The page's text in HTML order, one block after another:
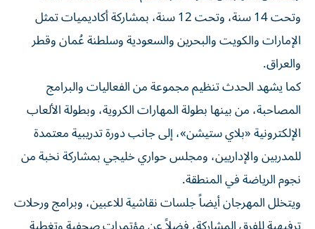
وتحت 14 سنة، وتحت 12 سنة، بمشاركة أكاديميات تمثل
الإمارات والكويت والبحرين والسعودية وسلطنة عُمان وقطر
والعراق.
كما يشهد الحدث تنظيم مجموعة من الفعاليات والبرامج
المصاحبة، من بينها بطولة المهارات الكروية، وبطولة الألعاب
الإلكترونية «بلاي ستيشن»، إلى جانب دورة تدريبية معتمدة
للمدربين والإداريين، ومجلس حواري خليجي بمشاركة نخبة من
نجوم الرياضة في المنطقة.
ويتخلل المهرجان أيضاً جلسات نقاشية للاعبين، وبرامج ورحلات